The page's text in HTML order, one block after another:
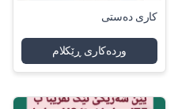
کاری دەستی
وردەکاری ڕێکلام